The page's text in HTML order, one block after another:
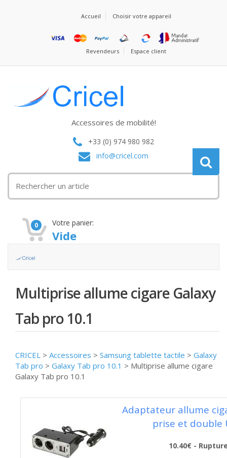
Accueil Choisir votre appareil
Revendeurs Espace client
Accessoires de mobilité!
+33 (0) 974 980 982
info@cricel.com
0 Votre panier:
Vide
Multiprise allume cigare Galaxy
Tab pro 10.1
CRICEL > Accessoires > Samsung tablette tactile > Galaxy
Tab pro > Galaxy Tab pro 10.1 > Multiprise allume cigare
Galaxy Tab pro 10.1
Adaptateur allume
prise et double
10.40€ -